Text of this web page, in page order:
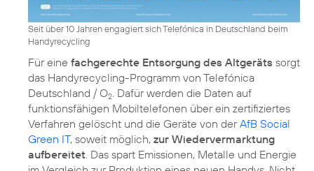
Seit über 10 Jahren engagiert sich Telefónica in Deutschland beim
Handyrecycling
Für eine fachgerechte Entsorgung des Altgeräts sorgt
das Handyrecycling-Programm von Telefónica
Deutschland / O2. Dafür werden die Daten auf
funktionsfähigen Mobiltelefonen über ein zertifiziertes
Verfahren gelöscht und die Geräte von derAfB Social
Green IT, soweit möglich, zur Wiedervermarktung
aufbereitet. Das spart Emissionen, Metalle und Energie